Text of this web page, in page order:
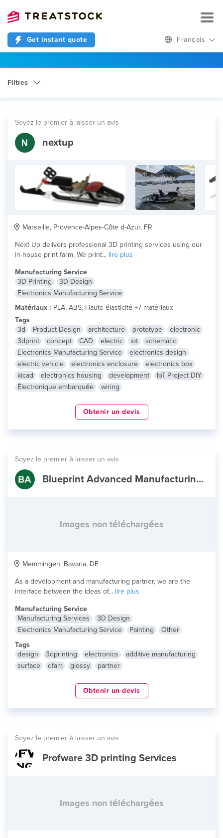
Get instant quote Français
Filtres
Soyez le premier à laisser un avis
nextup
Marseille, Provence-Alpes-Côte d-Azur, FR
Next Up delivers professional 3D printing services using our
in-house print farm. We print... lire plus
Manufacturing Service
3D Printing
3D Design
Electronics Manufacturing Service
Matériaux : PLA, ABS, Haute élasticité +7 matériaux
Tags
3d
Product Design architecture prototype
electronic
3dprint
concept CAD electric iot
schematic
Electronics Manufacturing Service
electronics design
electric vehicle
electronics enclosure
electronics box
kicad
electronics housing development
IoT Project DIY
Électronique embarquée
wiring
Obtenir un devis
Soyez le premier à laisser un avis
Blueprint Advanced Manufacturing GmbH
Images non téléchargées
Memmingen, Bavaria, DE
As a development and manufacturing partner, we are the
interface between the ideas of... lire plus
Manufacturing Service
Manufacturing Services
3D Design
Electronics Manufacturing Service
Painting
Other
Tags
design
3dprinting electronics
additive manufacturing
surface
dfam glossy partner
Obtenir un devis
Soyez le premier à laisser un avis
Profware 3D printing Services
Images non téléchargées